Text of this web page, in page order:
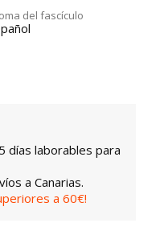
del fascículo
días laborables para
a Canarias.
a 60€!